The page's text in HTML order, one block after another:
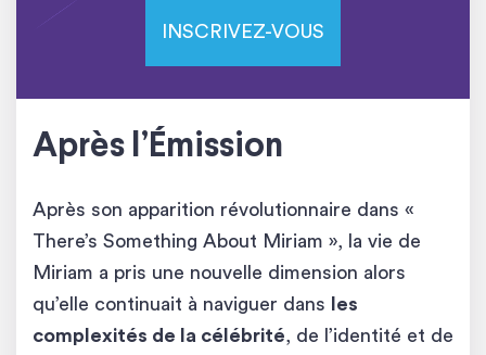
INSCRIVEZ-VOUS
Après l’Émission
Après son apparition révolutionnaire dans «
There’s Something About Miriam », la vie de
Miriam a pris une nouvelle dimension alors
qu’elle continuait à naviguer dans
les
complexités de la célébrité , de l’identité et de